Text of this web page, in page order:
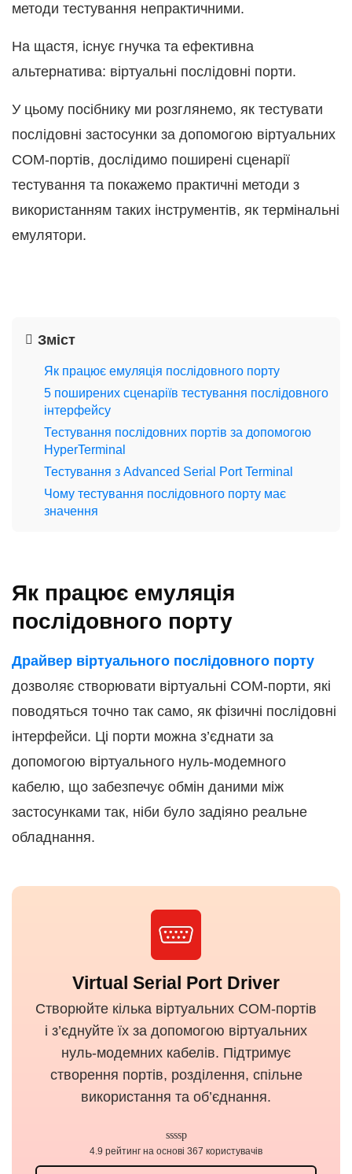
методи тестування непрактичними.
На щастя, існує гнучка та ефективна
альтернатива: віртуальні послідовні порти.
У цьому посібнику ми розглянемо, як тестувати
послідовні застосунки за допомогою віртуальних
COM-портів, дослідимо поширені сценарії
тестування та покажемо практичні методи з
використанням таких інструментів, як термінальні
емулятори.
Зміст
Як працює емуляція послідовного порту
5 поширених сценаріїв тестування послідовного
інтерфейсу
Тестування послідовних портів за допомогою
HyperTerminal
Тестування з Advanced Serial Port Terminal
Чому тестування послідовного порту має
значення
Як працює емуляція
послідовного порту
Драйвер віртуального послідовного порту
дозволяє створювати віртуальні COM-порти, які
поводяться точно так само, як фізичні послідовні
інтерфейси. Ці порти можна з’єднати за
допомогою віртуального нуль-модемного
кабелю, що забезпечує обмін даними між
застосунками так, ніби було задіяно реальне
обладнання.
Virtual Serial Port Driver
Створюйте кілька віртуальних COM-портів
і з’єднуйте їх за допомогою віртуальних
нуль-модемних кабелів. Підтримує
створення портів, розділення, спільне
використання та об’єднання.
4.9 рейтинг на основі 367 користувачів